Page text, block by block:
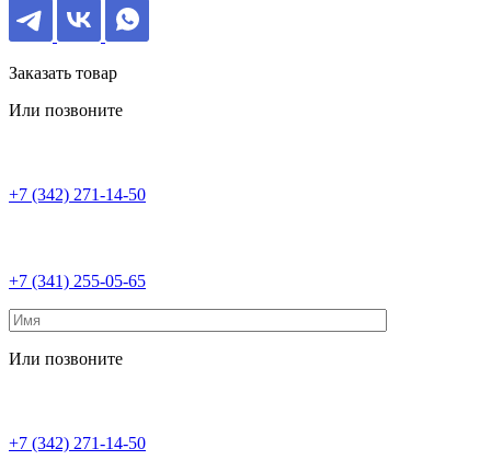
Заказать товар
Или позвоните
+7 (342) 271-14-50
+7 (341) 255-05-65
Или позвоните
+7 (342) 271-14-50